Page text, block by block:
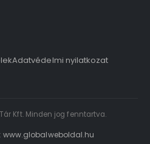
Adatvédelmi nyilatkozat
Kft. Minden jog fenntartva.
www.globalweboldal.hu